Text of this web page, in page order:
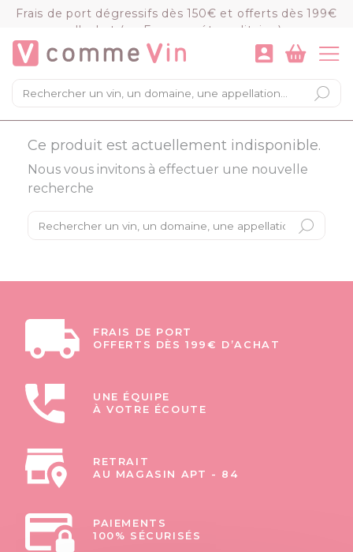
Frais de port dégressifs dès 150€ et offerts dès 199€
d'achat (en France métropolitaine)
×
Mon panier
Chargement du panier...
VOIR LE PANIER COMMANDER
Ce produit est actuellement indisponible.
Nous vous invitons à effectuer une nouvelle
recherche
FRAIS DE PORT
OFFERTS DÈS 199€ D’ACHAT
UNE ÉQUIPE
À VOTRE ÉCOUTE
RETRAIT
AU MAGASIN APT - 84
PAIEMENTS
100% SÉCURISÉS
Panneau de gestion des cookies